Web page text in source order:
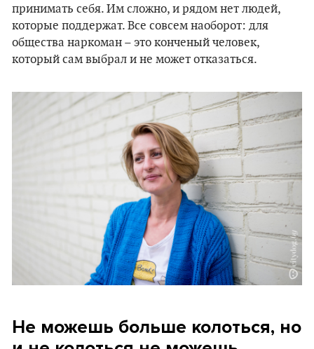
принимать себя. Им сложно, и рядом нет людей,
которые поддержат. Все совсем наоборот: для
общества наркоман – это конченый человек,
который сам выбрал и не может отказаться.
Не можешь больше колоться, но